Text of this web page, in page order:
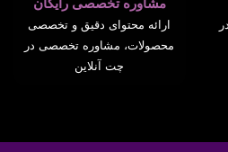
مشاوره تخصصی رایگان
ارائه محتوای دقیق و تخصصی
محصولات، مشاوره تخصصی در
چت آنلاین